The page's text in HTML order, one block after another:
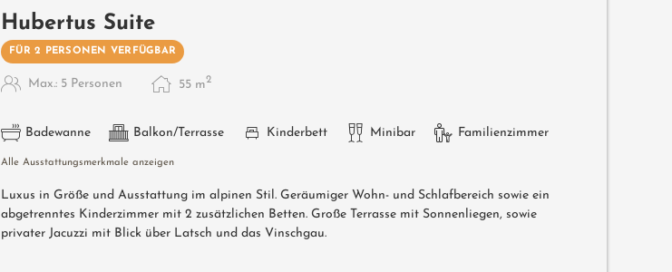
Hubertus Suite
FÜR 2 PERSONEN VERFÜGBAR
Max.: 5 Personen 55 m2
Badewanne Balkon/Terrasse Kinderbett Minibar Familienzimmer
Alle Ausstattungsmerkmale anzeigen
Luxus in Größe und Ausstattung im alpinen Stil. Geräumiger Wohn- und Schlafbereich sowie ein
abgetrenntes Kinderzimmer mit 2 zusätzlichen Betten. Große Terrasse mit Sonnenliegen, sowie
privater Jacuzzi mit Blick über Latsch und das Vinschgau.